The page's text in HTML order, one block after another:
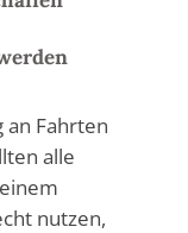
an Fahrten
alle
nutzen,